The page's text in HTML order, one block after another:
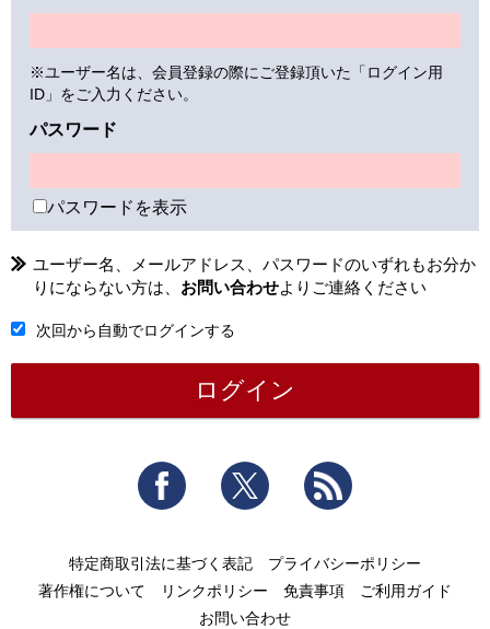
※ユーザー名は、会員登録の際にご登録頂いた「ログイン用
ID」をご入力ください。
パスワード
パスワードを表示
ユーザー名、メールアドレス、パスワードのいずれもお分か
りにならない方は、 お問い合わせよりご連絡ください
次回から自動でログインする
Facebook Twitter
特定商取引法に基づく表記
プライバシーポリシー
著作権について
リンクポリシー 免責事項
ご利用ガイド
お問い合わせ